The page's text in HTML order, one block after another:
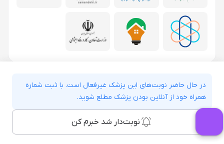
در حال حاضر نوبت‌های این پزشک غیرفعال است. با ثبت شماره
همراه خود از آنلاین بودن پزشک مطلع شوید.
نوبت‌دار شد خبرم کن